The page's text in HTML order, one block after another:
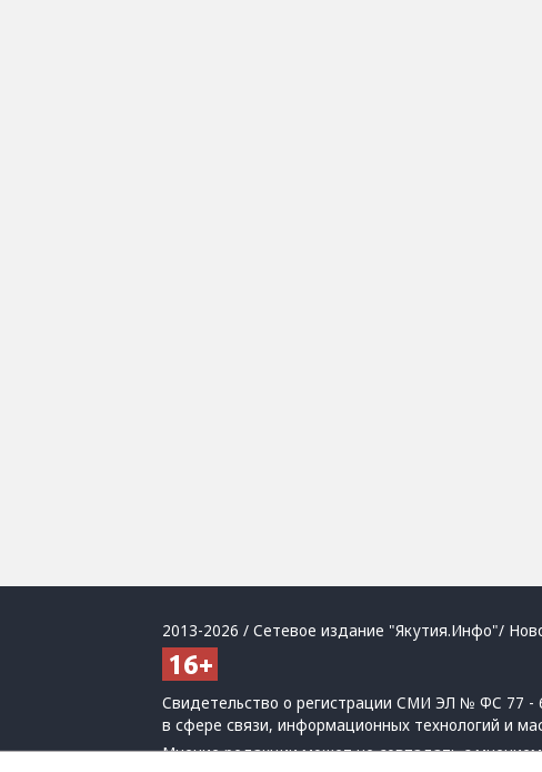
2013-2026 / Сетевое издание "Якутия.Инфо"/
Свидетельство о регистрации СМИ ЭЛ № ФС 77
в сфере связи, информационных технологий и
Мнение редакции может не совпадать с